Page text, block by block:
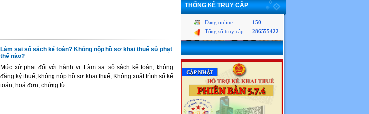
Làm sai sổ sách kế toán? Không nộp hồ sơ khai thuế sử phạt
thế nào?
Mức xử phạt đối với hành vi: Làm sai sổ sách kế toán, không
đăng ký thuế, không nộp hồ sơ khai thuế, Không xuất trình sổ kế
toán, hoá đơn, chứng từ
THỐNG KÊ TRUY CẬP
Đang online
150
Tổng số truy cập
286555422